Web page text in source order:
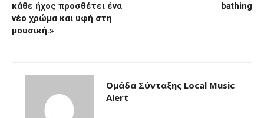
κάθε ήχος προσθέτει ένα
νέο χρώμα και υφή στη
μουσική.»
bathing
Ομάδα Σύνταξης Local Music
Alert